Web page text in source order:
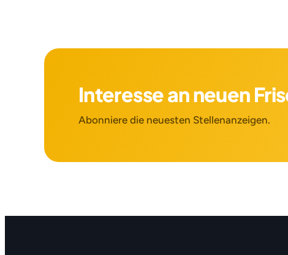
Interesse an neuen
Abonniere die neuesten Stellenanzeigen.